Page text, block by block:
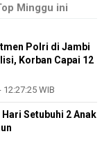
Minggu ini
Polri di Jambi
Korban Capai 12
WIB
Hari Setubuhi 2 Anak